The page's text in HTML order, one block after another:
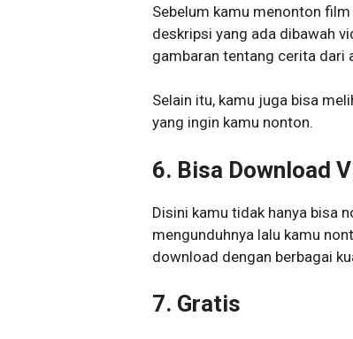
Sebelum kamu menonton
deskripsi yang ada dibawah
gambaran tentang cerita dari
Selain itu, kamu juga bisa
yang ingin kamu nonton.
6. Bisa Download
Disini kamu tidak hanya bisa
mengunduhnya lalu kamu
download dengan berbagai
7. Gratis